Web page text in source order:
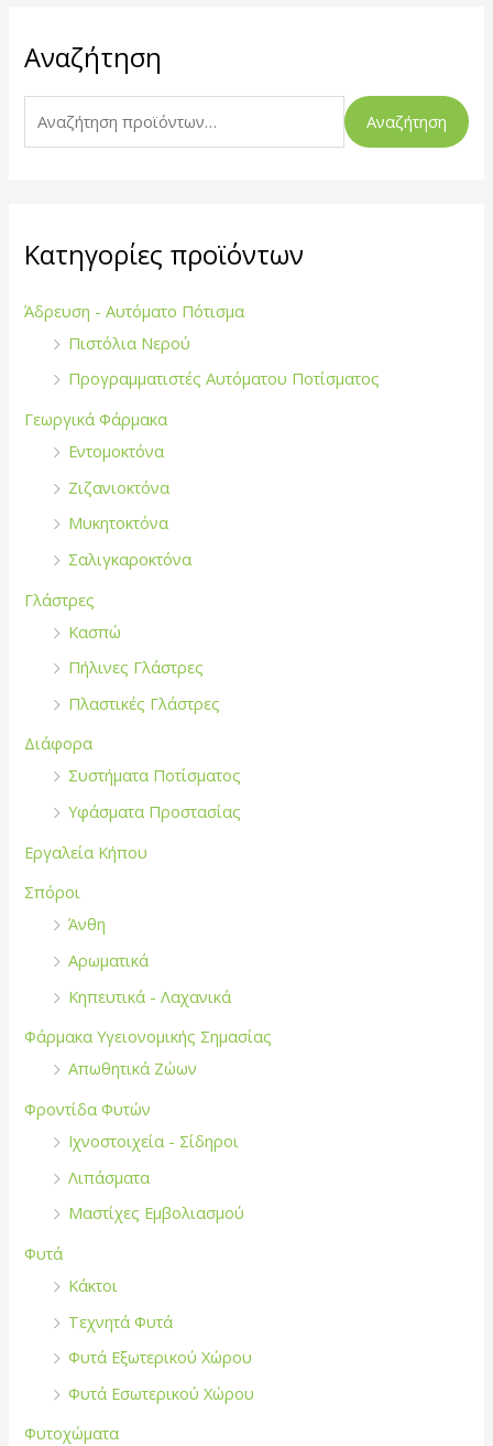
Αναζήτηση
ν
ή
σ
γ
Αναζήτηση
Κατηγορίες προϊόντων
Άδρευση - Αυτόματο Πότισμα
Πιστόλια Νερού
Προγραμματιστές Αυτόματου Ποτίσματος
Γεωργικά Φάρμακα
Εντομοκτόνα
Ζιζανιοκτόνα
Μυκητοκτόνα
Σαλιγκαροκτόνα
Γλάστρες
Κασπώ
Πήλινες Γλάστρες
Πλαστικές Γλάστρες
Διάφορα
Συστήματα Ποτίσματος
Υφάσματα Προστασίας
Εργαλεία Κήπου
Σπόροι
Άνθη
Αρωματικά
Κηπευτικά - Λαχανικά
Φάρμακα Υγειονομικής Σημασίας
Απωθητικά Ζώων
Φροντίδα Φυτών
Ιχνοστοιχεία - Σίδηροι
Λιπάσματα
Μαστίχες Εμβολιασμού
Φυτά
Κάκτοι
Τεχνητά Φυτά
Φυτά Εξωτερικού Χώρου
Φυτά Εσωτερικού Χώρου
Φυτοχώματα